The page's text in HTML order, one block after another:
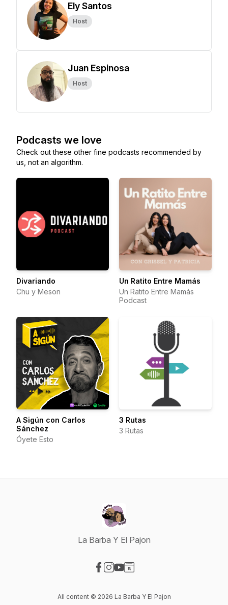
Ely Santos
Host
Juan Espinosa
Host
Podcasts we love
Check out these other fine podcasts recommended by
us, not an algorithm.
Divariando
Chu y Meson
Un Ratito Entre Mamás
Un Ratito Entre Mamás
Podcast
A Sigún con Carlos
Sánchez
Óyete Esto
3 Rutas
3 Rutas
La Barba Y El Pajon
All content © 2026 La Barba Y El Pajon